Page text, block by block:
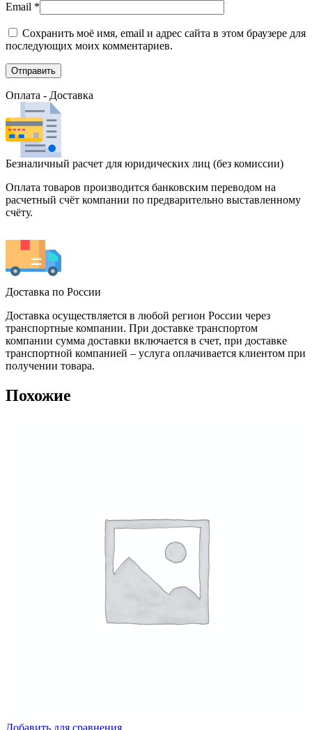
Email *
Сохранить моё имя, email и адрес сайта в этом браузере для
последующих моих комментариев.
Оплата - Доставка
Безналичный расчет для юридических лиц (без комиссии)
Оплата товаров производится банковским переводом на
расчетный счёт компании по предварительно выставленному
счёту.
Доставка по России
Доставка осуществляется в любой регион России через
транспортные компании. При доставке транспортом
компании сумма доставки включается в счет, при доставке
транспортной компанией – услуга оплачивается клиентом при
получении товара.
Похожие
Добавить для сравнения